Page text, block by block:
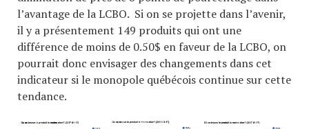
l’avantage de la LCBO. Si on se projette dans l’avenir,
il y a présentement 149 produits qui ont une
différence de moins de 0.50$ en faveur de la LCBO, on
pourrait donc envisager des changements dans cet
indicateur si le monopole québécois continue sur cette
tendance.